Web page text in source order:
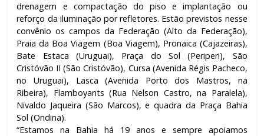
drenagem e compactação do piso e implantação ou
reforço da iluminação por refletores. Estão previstos nesse
convênio os campos da Federação (Alto da Federação),
Praia da Boa Viagem (Boa Viagem), Pronaica (Cajazeiras),
Bate Estaca (Uruguai), Praça do Sol (Periperi), São
Cristóvão II (São Cristóvão), Cursa (Avenida Régis Pacheco,
no Uruguai), Lasca (Avenida Porto dos Mastros, na
Ribeira), Flamboyants (Rua Nelson Castro, na Paralela),
Nivaldo Jaqueira (São Marcos), e quadra da Praça Bahia
Sol (Ondina).
“Estamos na Bahia há 19 anos e sempre apoiamos